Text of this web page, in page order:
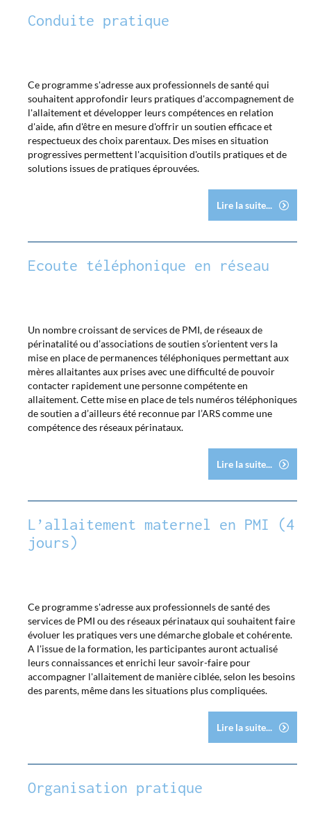
Conduite pratique
Ce programme s'adresse aux professionnels de santé qui
souhaitent approfondir leurs pratiques d'accompagnement de
l'allaitement et développer leurs compétences en relation
d'aide, afin d'être en mesure d'offrir un soutien efficace et
respectueux des choix parentaux. Des mises en situation
progressives permettent l'acquisition d'outils pratiques et de
solutions issues de pratiques éprouvées.
Lire la suite...
Ecoute téléphonique en réseau
Un nombre croissant de services de PMI, de réseaux de
périnatalité ou d’associations de soutien s’orientent vers la
mise en place de permanences téléphoniques permettant aux
mères allaitantes aux prises avec une difficulté de pouvoir
contacter rapidement une personne compétente en
allaitement. Cette mise en place de tels numéros téléphoniques
de soutien a d’ailleurs été reconnue par l’ARS comme une
compétence des réseaux périnataux.
Lire la suite...
L’allaitement maternel en PMI (4
jours)
Ce programme s'adresse aux professionnels de santé des
services de PMI ou des réseaux périnataux qui souhaitent faire
évoluer les pratiques vers une démarche globale et cohérente.
A l'issue de la formation, les participantes auront actualisé
leurs connaissances et enrichi leur savoir-faire pour
accompagner l'allaitement de manière ciblée, selon les besoins
des parents, même dans les situations plus compliquées.
Lire la suite...
Organisation pratique